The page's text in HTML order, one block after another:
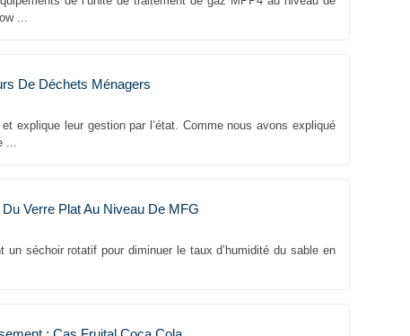
...
De Déchets Ménagers
explique leur gestion par l’état. Comme nous avons expliqué
...
Verre Plat Au Niveau De MFG
un séchoir rotatif pour diminuer le taux d’humidité du sable en